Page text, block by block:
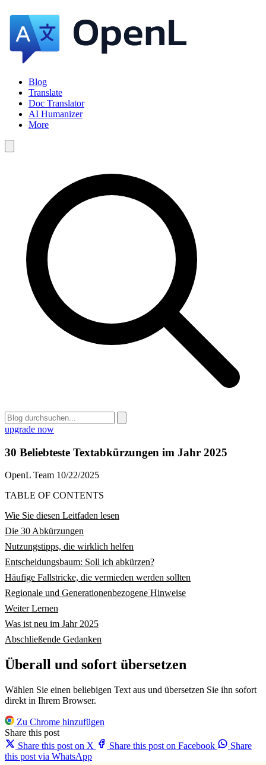
Blog
Translate
Doc Translator
AI Humanizer
More
upgrade now
30 Beliebteste Textabkürzungen im Jahr 2025
OpenL Team 10/22/2025
TABLE OF CONTENTS
Wie Sie diesen Leitfaden lesen
Die 30 Abkürzungen
Nutzungstipps, die wirklich helfen
Entscheidungsbaum: Soll ich abkürzen?
Häufige Fallstricke, die vermieden werden sollten
Regionale und Generationenbezogene Hinweise
Weiter Lernen
Was ist neu im Jahr 2025
Abschließende Gedanken
Überall und sofort übersetzen
Wählen Sie einen beliebigen Text aus und übersetzen Sie ihn sofort
direkt in Ihrem Browser.
Zu Chrome hinzufügen
Share this post
Share this post on X
Share this post on Facebook
Share
this post via WhatsApp